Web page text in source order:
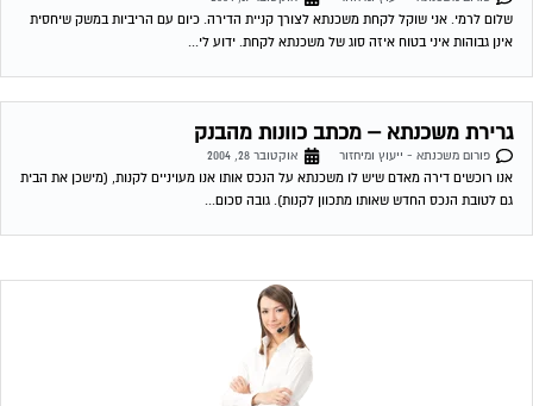
שלום לרמי. אני שוקל לקחת משכנתא לצורך קניית הדירה. כיום עם הריביות במשק שיחסית
אינן גבוהות איני בטוח איזה סוג של משכנתא לקחת. ידוע לי...
גרירת משכנתא – מכתב כוונות מהבנק
פורום משכנתא - ייעוץ ומיחזור
אוקטובר 28, 2004
אנו רוכשים דירה מאדם שיש לו משכנתא על הנכס אותו אנו מעויניים לקנות, (מישכן את הבית
גם לטובת הנכס החדש שאותו מתכוון לקנות). גובה סכום...